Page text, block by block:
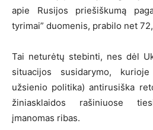
apie Rusijos priešiškumą
tyrimai” duomenis, prabilo net
Tai neturėtų stebinti, nes dėl
situacijos susidarymo,
užsienio politika) antirusiška
žiniasklaidos rašiniuose
įmanomas ribas.